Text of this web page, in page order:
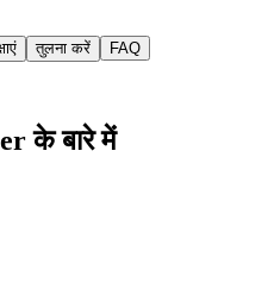
तुलना करें FAQ
के बारे में